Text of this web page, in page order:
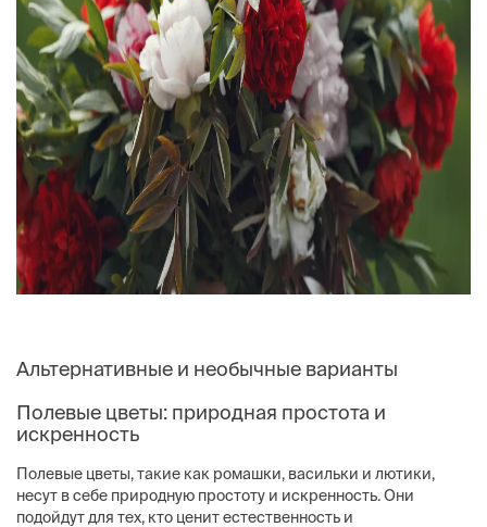
Альтернативные и необычные варианты
Полевые цветы: природная простота и
искренность
Полевые цветы, такие как ромашки, васильки и лютики,
несут в себе природную простоту и искренность. Они
подойдут для тех, кто ценит естественность и